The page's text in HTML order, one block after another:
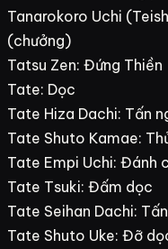
Tanarokoro Uchi
(chưởng)
Tatsu Zen: Đứng Thiền
Tate: Dọc
Tate Hiza Dachi: Tấn
Tate Shuto Kamae:
Tate Empi Uchi: Đánh
Tate Tsuki: Đấm dọc
Tate Seihan Dachi:
Tate Shuto Uke: Đỡ